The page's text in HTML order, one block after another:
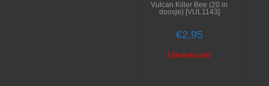
Vulcan Killer Bee (20 in
doosje) [VUL1143]
€2,95
Uitverkocht